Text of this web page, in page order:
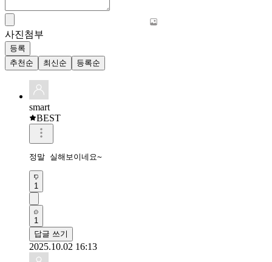
사진첨부
등록
추천순
최신순 등록순
smart
BEST
정말 실해보이네요~
1
1
답글 쓰기
2025.10.02 16:13